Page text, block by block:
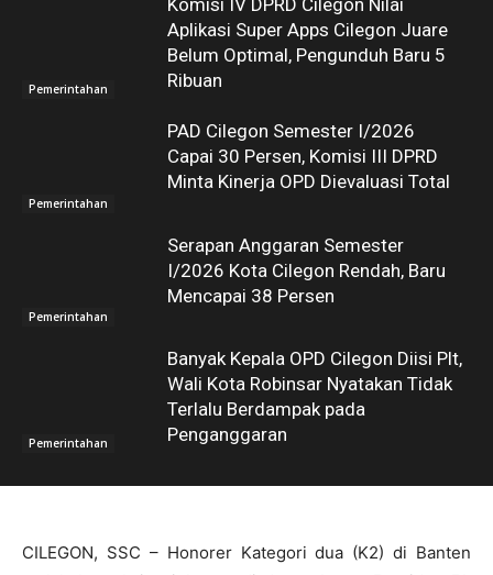
Pemerintahan
Komisi IV DPRD Cilegon Nilai
Aplikasi Super Apps Cilegon Juare
Belum Optimal, Pengunduh Baru 5
Ribuan
Pemerintahan
PAD Cilegon Semester I/2026
Capai 30 Persen, Komisi III DPRD
Minta Kinerja OPD Dievaluasi Total
Pemerintahan
Serapan Anggaran Semester
I/2026 Kota Cilegon Rendah, Baru
Mencapai 38 Persen
Pemerintahan
Banyak Kepala OPD Cilegon Diisi Plt,
Wali Kota Robinsar Nyatakan Tidak
Terlalu Berdampak pada
Penganggaran
CILEGON, SSC – Honorer Kategori dua (K2) di Banten